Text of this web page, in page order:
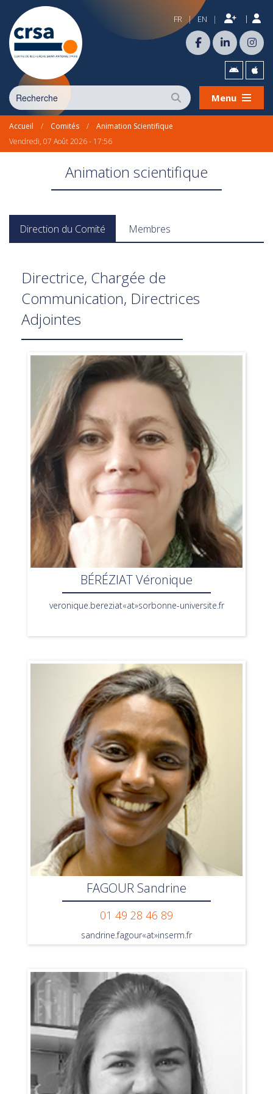
FR | EN | |
Menu
Accueil / Comités /
Animation Scientifique
Vendredi, 07 Août 2026 - 17:56
Animation scientifique
Direction du Comité Membres
Directrice, Chargée de
Communication, Directrices
Adjointes
BÉRÉZIAT Véronique
veronique.bereziat«at»sorbonne-universite.fr
FAGOUR Sandrine
01 49 28 46 89
sandrine.fagour«at»inserm.fr